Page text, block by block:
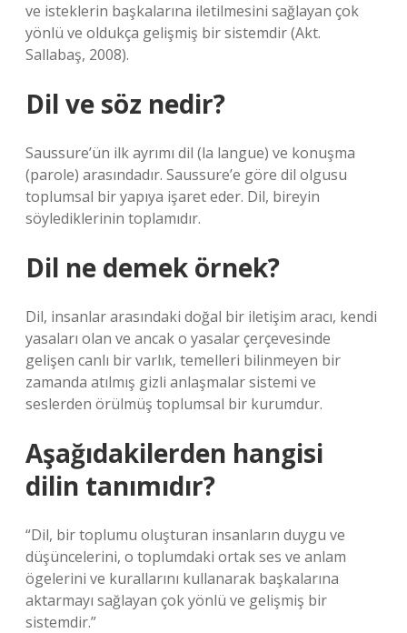
ve isteklerin başkalarına iletilmesini sağlayan çok
yönlü ve oldukça gelişmiş bir sistemdir (Akt.
Sallabaş, 2008).
Dil ve söz nedir?
Saussure’ün ilk ayrımı dil (la langue) ve konuşma
(parole) arasındadır. Saussure’e göre dil olgusu
toplumsal bir yapıya işaret eder. Dil, bireyin
söylediklerinin toplamıdır.
Dil ne demek örnek?
Dil, insanlar arasındaki doğal bir iletişim aracı, kendi
yasaları olan ve ancak o yasalar çerçevesinde
gelişen canlı bir varlık, temelleri bilinmeyen bir
zamanda atılmış gizli anlaşmalar sistemi ve
seslerden örülmüş toplumsal bir kurumdur.
Aşağıdakilerden hangisi
dilin tanımıdır?
“Dil, bir toplumu oluşturan insanların duygu ve
düşüncelerini, o toplumdaki ortak ses ve anlam
ögelerini ve kurallarını kullanarak başkalarına
aktarmayı sağlayan çok yönlü ve gelişmiş bir
sistemdir.”